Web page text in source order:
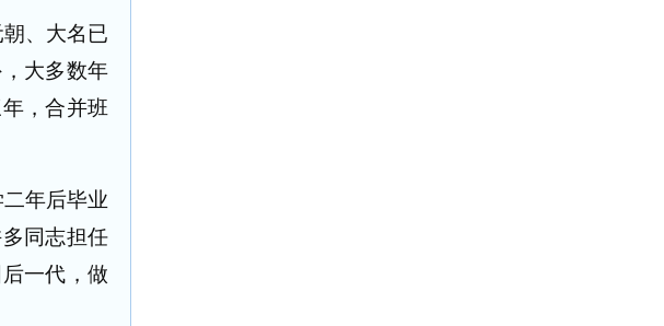
、大名已
大多数年
，合并班
年后毕业
同志担任
一代，做